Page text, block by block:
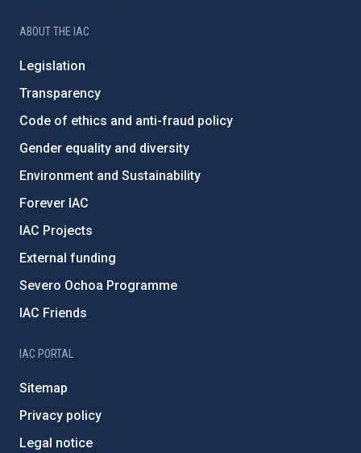
ABOUT THE IAC
Legislation
Transparency
Code of ethics and anti-fraud policy
Gender equality and diversity
Environment and Sustainability
Forever IAC
IAC Projects
External funding
Severo Ochoa Programme
IAC Friends
IAC PORTAL
Sitemap
Privacy policy
Legal notice